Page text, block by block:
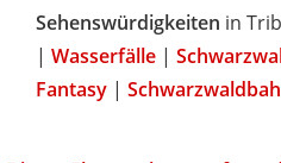
Sehenswürdigkeiten in
| Wasserfälle |
Fantasy |